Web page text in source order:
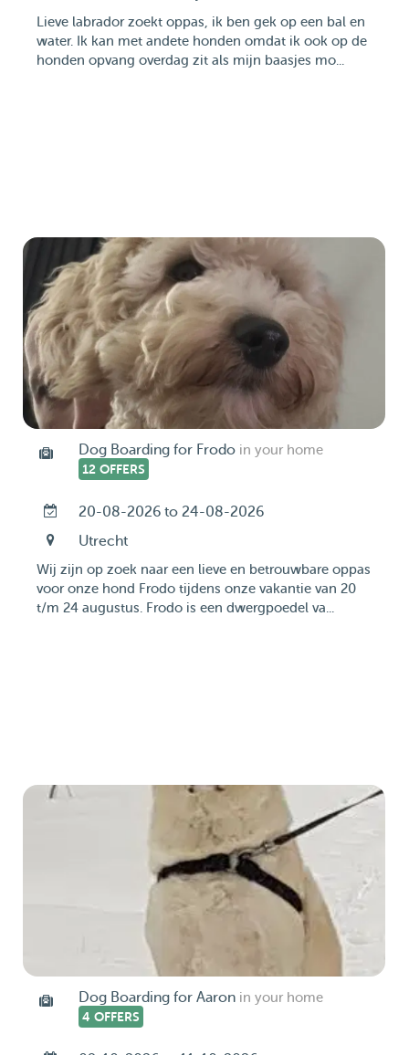
Lieve labrador zoekt oppas, ik ben gek op een bal en
water. Ik kan met andete honden omdat ik ook op de
honden opvang overdag zit als mijn baasjes mo...
Dog Boarding for Frodo in your home
12 OFFERS
20-08-2026 to 24-08-2026
Utrecht
Wij zijn op zoek naar een lieve en betrouwbare oppas
voor onze hond Frodo tijdens onze vakantie van 20
t/m 24 augustus. Frodo is een dwergpoedel va...
Dog Boarding for Aaron in your home
4 OFFERS